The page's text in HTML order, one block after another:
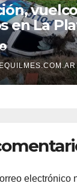
en La
motos
electrónico